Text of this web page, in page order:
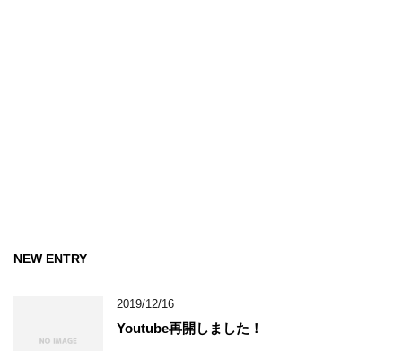
NEW ENTRY
2019/12/16
Youtube再開しました！